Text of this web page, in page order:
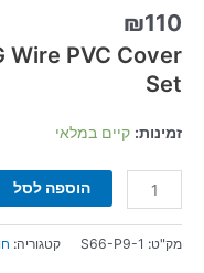
₪110
Wire PVC Cover
Set
זמינות: קיים במלאי
הוספה לסל
מק"ט: S66-P9-1 קטגוריה: